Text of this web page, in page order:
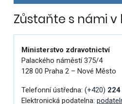
Zůstaňte s námi
Ministerstvo zdravotnictví
Palackého náměstí 375/4
128 00 Praha 2 – Nové Město
Telefonní ústředna: (+420)
Elektronická podatelna: